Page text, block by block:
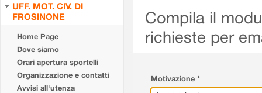
UFF. MOT. CIV. DI
FROSINONE
Home Page
Dove siamo
Orari apertura sportelli
Organizzazione e contatti
Avvisi all'utenza
Compila il
richieste per
Motivazione *